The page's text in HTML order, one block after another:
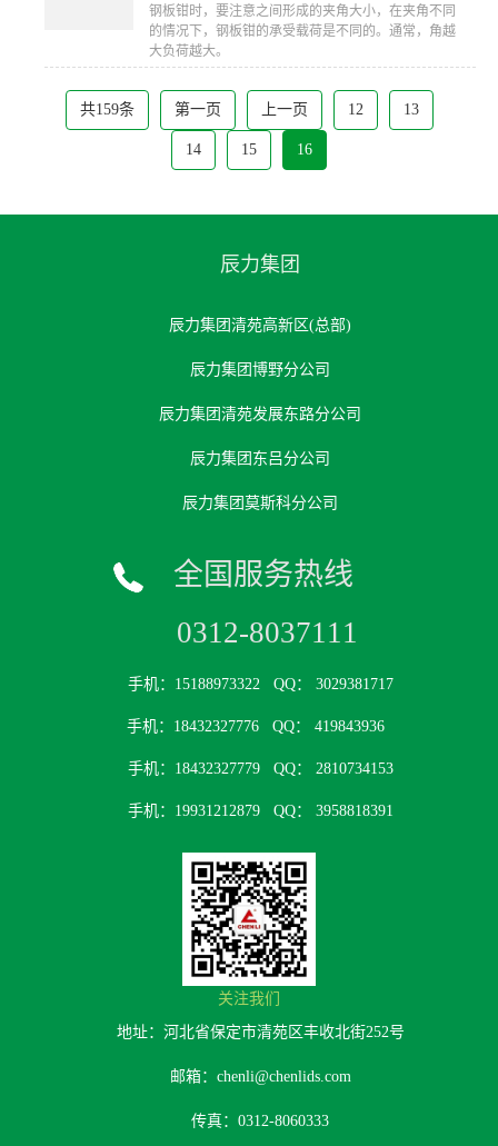
钢板钳时，要注意之间形成的夹角大小，在夹角不同
的情况下，钢板钳的承受载荷是不同的。通常，角越
大负荷越大。
共159条 第一页 上一页 12 13
14 15 16
辰力集团
辰力集团清苑高新区(总部)
辰力集团博野分公司
辰力集团清苑发展东路分公司
辰力集团东吕分公司
辰力集团莫斯科分公司
全国服务热线
0312-8037111
手机：15188973322 QQ： 3029381717
手机：18432327776 QQ： 419843936
手机：18432327779QQ： 2810734153
手机：19931212879 QQ： 3958818391
关注我们
地址：河北省保定市清苑区丰收北街252号
邮箱：chenli@chenlids.com
传真：0312-8060333